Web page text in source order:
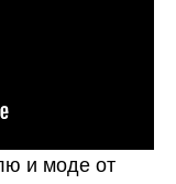
и моде от